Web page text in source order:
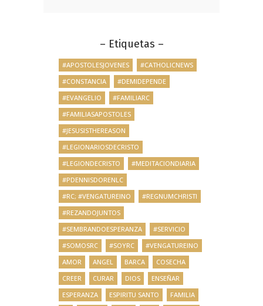
– Etiquetas –
#APOSTOLESJOVENES
#CATHOLICNEWS
#CONSTANCIA
#DEMIDEPENDE
#EVANGELIO
#FAMILIARC
#FAMILIASAPOSTOLES
#JESUSISTHEREASON
#LEGIONARIOSDECRISTO
#LEGIONDECRISTO
#MEDITACIONDIARIA
#PDENNISDORENLC
#RC; #VENGATUREINO
#REGNUMCHRISTI
#REZANDOJUNTOS
#SEMBRANDOESPERANZA
#SERVICIO
#SOMOSRC
#SOYRC
#VENGATUREINO
AMOR
ANGEL BARCA
COSECHA
CREER
CURAR DIOS
ENSEÑAR
ESPERANZA
ESPIRITU SANTO
FAMILIA